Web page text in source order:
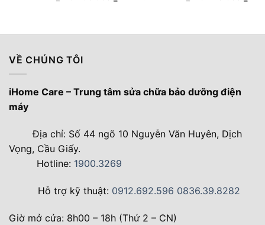
hiện
hiện
VỀ CHÚNG TÔI
iHome Care – Trung tâm sửa chữa bảo dưỡng điện
máy
Địa chỉ: Số 44 ngõ 10 Nguyễn Văn Huyên, Dịch
Vọng, Cầu Giấy.
Hotline: 1900.3269
Hỗ trợ kỹ thuật: 0912.692.596 0836.39.8282
Giờ mở cửa: 8h00 – 18h (Thứ 2 – CN)